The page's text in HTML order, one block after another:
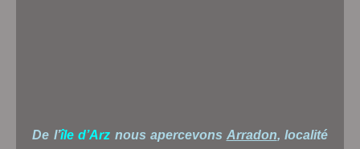
De l’île d’Arz nous apercevons Arradon, localité